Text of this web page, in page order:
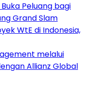
Peluang bagi
Grand Slam
WtE di Indonesia,
melalui
Allianz Global